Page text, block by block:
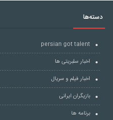
دسته‌ها
persian got talent
اخبار سلبریتی ها
اخبار فیلم و سریال
بازیگران ایرانی
برنامه ها